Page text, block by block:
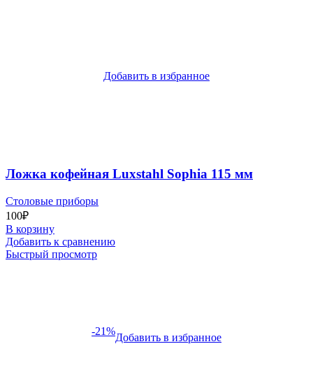
Добавить в избранное
Ложка кофейная Luxstahl Sophia 115 мм
Столовые приборы
100₽
В корзину
Добавить к сравнению
Быстрый просмотр
-21%
Добавить в избранное